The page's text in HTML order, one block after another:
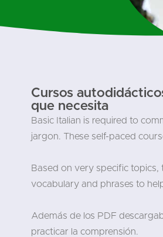
Cursos
que necesita
Basic Italian is required to
jargon. These self-paced
Based on very specific
vocabulary and phrases to
Además de los PDF
practicar la comprensión.